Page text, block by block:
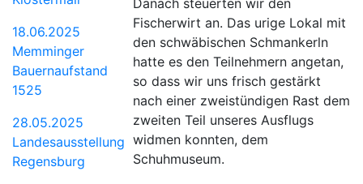
18.06.2025
Memminger
Bauernaufstand
1525
28.05.2025
Landesausstellung
Regensburg
Fischerwirt an. Das urige Lokal mit
den schwäbischen Schmankerln
hatte es den Teilnehmern angetan,
so dass wir uns frisch gestärkt
nach einer zweistündigen Rast dem
zweiten Teil unseres Ausflugs
widmen konnten, dem
Schuhmuseum.